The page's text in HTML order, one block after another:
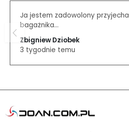
Ja jestem zadowolony
bagażnika...
Zbigniew Dziobek
3 tygodnie temu